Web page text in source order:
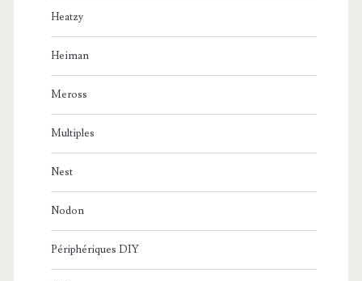
Heatzy
Heiman
Meross
Multiples
Nest
Nodon
Périphériques DIY